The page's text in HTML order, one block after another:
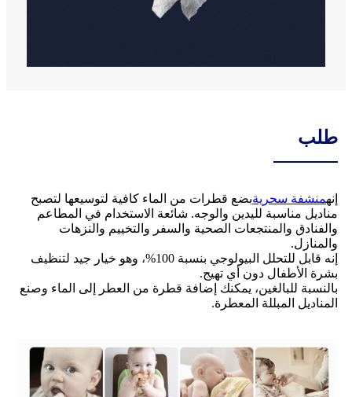
طلب
إنهمنشفة سحريةبضع قطرات من الماء كافية لتوسيعها لتصبح
مناديل مناسبة لليدين والوجه. شائعة الاستخدام في المطاعم
والفنادق والمنتجعات الصحية والسفر والتخييم والنزهات
والمنازل.
إنه قابل للتحلل البيولوجي بنسبة 100%، وهو خيار جيد لتنظيف
بشرة الأطفال دون أي تهيج.
بالنسبة للبالغين، يمكنك إضافة قطرة من العطر إلى الماء وصنع
المناديل المبللة المعطرة.